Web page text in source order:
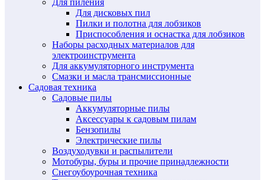
Для дисковых пил
Пилки и полотна для лобзиков
Приспособления и оснастка для лобзиков
Наборы расходных материалов для
электроинструмента
Для аккумуляторного инструмента
Смазки и масла трансмиссионные
Садовая техника
Садовые пилы
Аккумуляторные пилы
Аксессуары к садовым пилам
Бензопилы
Электрические пилы
Воздуходувки и распылители
Мотобуры, буры и прочие принадлежности
Снегоубоурочная техника